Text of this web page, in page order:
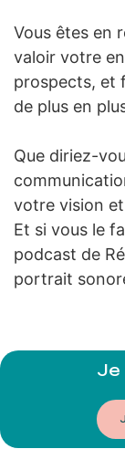
Vous êtes en
valoir votre
prospects, et
de plus en
Que diriez-
votre vision
Et si vous le
podcast de
portrait
Je